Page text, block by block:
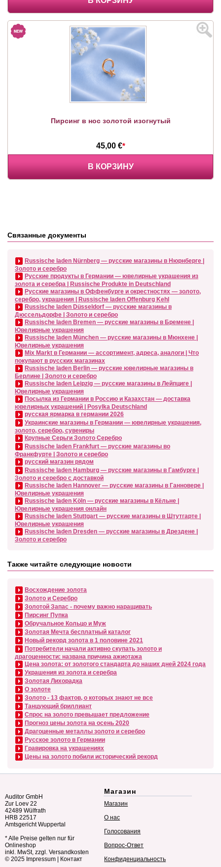
Пирсинг в нос золотой изогнутый
45,00 €*
В КОРЗИНУ
Связанные документы
Russische laden Nürnberg — русские магазины в Нюрнберге |
Золото и серебро
Русские продукты в Германии — ювелирные украшения из
золота и серебра | Russische Produkte in Deutschland
Русские магазины в Оффенбурге и окрестностях — золото,
серебро, украшения | Russische laden Offenburg Kehl
Russische laden Düsseldorf — русские магазины в
Дюссельдорфе | Золото и серебро
Russische laden Bremen — русские магазины в Бремене |
Ювелирные украшения
Russische laden München — русские магазины в Мюнхене |
Ювелирные украшения
Mix Markt в Германии — ассортимент, адреса, аналоги | Что
покупают в русских магазинах
Russische laden Berlin — русские ювелирные магазины в
Берлине | Золото и серебро
Russische laden Leipzig — русские магазины в Лейпциге |
Ювелирные украшения
Посылка из Германии в Россию и Казахстан — доставка
ювелирных украшений | Posylka Deutschland
русская ярмарка в германии 2026
Украинские магазины в Германии — ювелирные украшения,
золото, серебро, сувениры
Крупные Серьги Золото Серебро
Russische laden Frankfurt — русские магазины во
Франкфурте | Золото и серебро
русский магазин рядом
Russische laden Hamburg — русские магазины в Гамбурге |
Золото и серебро с доставкой
Russische laden Hannover — русские магазины в Ганновере |
Ювелирные украшения
Russische laden Köln — русские магазины в Кёльне |
Ювелирные украшения онлайн
Russische laden Stuttgart — русские магазины в Штутгарте |
Ювелирные украшения
Russische laden Dresden — русские магазины в Дрездене |
Золото и серебро
Также читайте следующие новости
Восхождение золота
Золото и Серебро
Золотой Запас - почему важно наращивать
Пирсинг Пупка
Обручальное Кольцо и Муж
Золотая Мечта бесплатный каталог
Новый рекорд золота в 1 половине 2021
Потребители начали активно скупать золото и
драгоценности: названа причина ажиотажа
Цена золота: от золотого стандарта до наших дней 2024 года
Украшения из золота и серебра
Золотая Лихорадка
О золоте
Золото - 13 фактов, о которых знают не все
Танцующий бриллиант
Спрос на золото превышает предложение
Прогноз цены золота на осень 2020
Драгоценные металлы золото и серебро
Русское золото в Германии
Гравировка на украшениях
Цены на золото побили исторический рекорд
Auditor GmbH
Zur Loev 22
42489 Wülfrath
HRB 22517
Amtsgericht Wuppertal
* Alle Preise gelten nur für
Onlineshop
inkl. MwSt, zzgl. Versandkosten
© 2025 Impressum | Контакт
Магазин
Магазин
О нас
Голосования
Вопрос-Ответ
Конфиденциальность